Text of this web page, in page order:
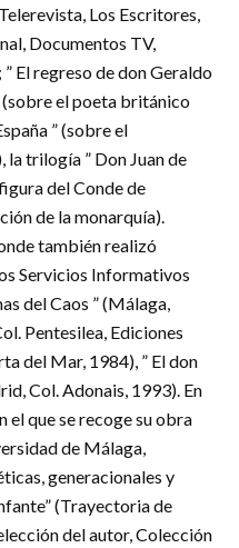
Los Escritores,
Documentos TV,
El regreso de don Geraldo
(sobre el poeta británico
” (sobre el
la trilogía ” Don Juan de
del Conde de
de la monarquía).
también realizó
Servicios Informativos
del Caos ” (Málaga,
Pentesilea, Ediciones
del Mar, 1984), ” El don
Col. Adonais, 1993). En
el que se recoge su obra
de Málaga,
generacionales y
(Trayectoria de
del autor, Colección